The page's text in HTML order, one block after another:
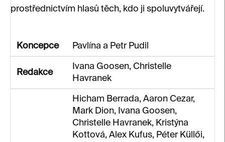
prostřednictvím hlasů těch, kdo ji spoluvytvářejí.
Koncepce Pavlína a Petr Pudil
Redakce
Ivana Goosen, Christelle
Havranek
Hicham Berrada, Aaron Cezar,
Mark Dion, Ivana Goosen,
Christelle Havranek, Kristýna
Kottová, Alex Kufus, Péter Küllői,